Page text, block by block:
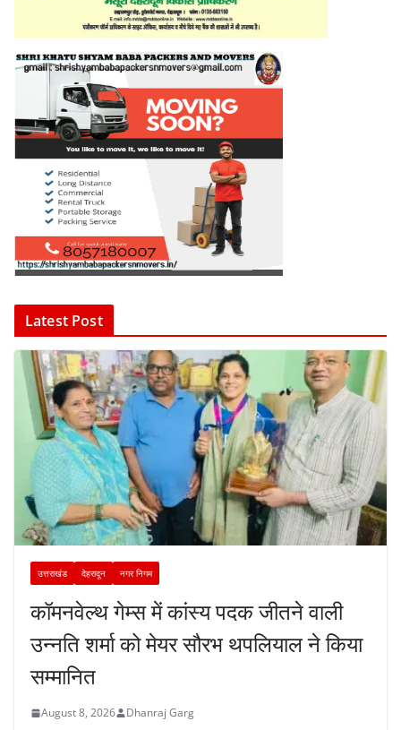
Latest Post
उत्तराखंड देहरादून नगर निगम
कॉमनवेल्थ गेम्स में कांस्य पदक जीतने वाली
उन्नति शर्मा को मेयर सौरभ थपलियाल ने किया
सम्मानित
August 8, 2026 Dhanraj Garg